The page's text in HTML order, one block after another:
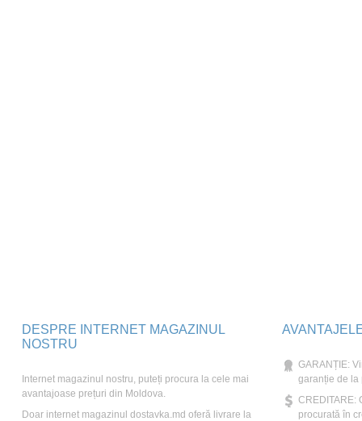
DESPRE INTERNET MAGAZINUL
NOSTRU
Internet magazinul nostru, puteți procura la cele mai
avantajoase prețuri din Moldova.
Doar internet magazinul dostavka.md oferă livrare la
GARANȚIE:
garanție de la
CREDITARE:
procurată în